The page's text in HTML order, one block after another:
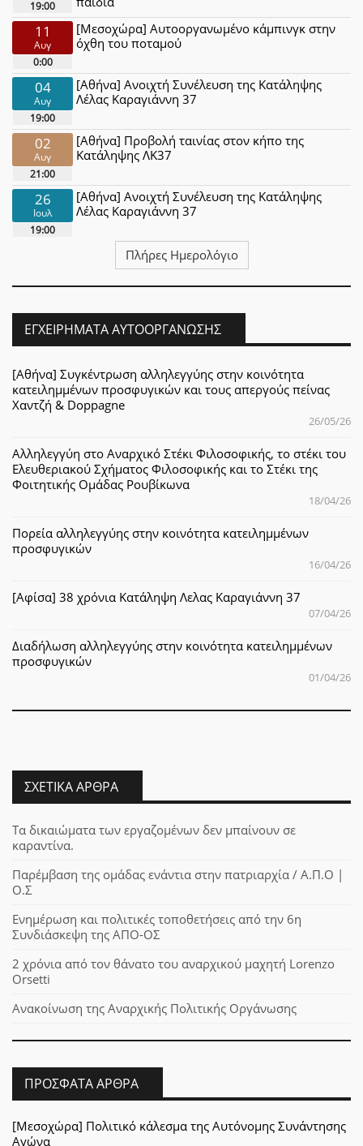
19:00
11
Αυγ
0:00
[Μεσοχώρα] Αυτοοργανωμένο κάμπινγκ στην
όχθη του ποταμού
04
Αυγ
19:00
[Αθήνα] Ανοιχτή Συνέλευση της Κατάληψης
Λέλας Καραγιάννη 37
02
Αυγ
21:00
[Αθήνα] Προβολή ταινίας στον κήπο της
Κατάληψης ΛΚ37
26
Ιουλ
19:00
[Αθήνα] Ανοιχτή Συνέλευση της Κατάληψης
Λέλας Καραγιάννη 37
Πλήρες Ημερολόγιο
ΕΓΧΕΙΡΉΜΑΤΑ ΑΥΤΟΟΡΓΆΝΩΣΗΣ
[Αθήνα] Συγκέντρωση αλληλεγγύης στην κοινότητα
κατειλημμένων προσφυγικών και τους απεργούς πείνας
Χαντζή & Doppagne
26/05/26
Αλληλεγγύη στο Αναρχικό Στέκι Φιλοσοφικής, το στέκι του
Ελευθεριακού Σχήματος Φιλοσοφικής και το Στέκι της
Φοιτητικής Ομάδας Ρουβίκωνα
18/04/26
Πορεία αλληλεγγύης στην κοινότητα κατειλημμένων
προσφυγικών
16/04/26
[Αφίσα] 38 χρόνια Κατάληψη Λελας Καραγιάννη 37
07/04/26
Διαδήλωση αλληλεγγύης στην κοινότητα κατειλημμένων
προσφυγικών
01/04/26
ΣΧΕΤΙΚΆ ΆΡΘΡΑ
Τα δικαιώματα των εργαζομένων δεν μπαίνουν σε
καραντίνα.
Παρέμβαση της ομάδας ενάντια στην πατριαρχία / Α.Π.Ο |
Ο.Σ
Ενημέρωση και πολιτικές τοποθετήσεις από την 6η
Συνδιάσκεψη της ΑΠΟ-ΟΣ
2 χρόνια από τον θάνατο του αναρχικού μαχητή Lorenzo
Orsetti
Ανακοίνωση της Αναρχικής Πολιτικής Οργάνωσης
ΠΡΌΣΦΑΤΑ ΆΡΘΡΑ
[Μεσοχώρα] Πολιτικό κάλεσμα της Αυτόνομης Συνάντησης
Αγώνα